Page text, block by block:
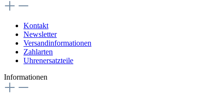
Kontakt
Newsletter
Versandinformationen
Zahlarten
Uhrenersatzteile
Informationen